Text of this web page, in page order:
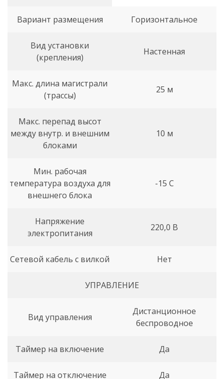
Вариант размещения Горизонтальное
Вид установки
(крепления)
Настенная
Макс. длина магистрали
(трассы)
25 м
Макс. перепад высот
между внутр. и внешним
блоками
10 м
Мин. рабочая
температура воздуха для
внешнего блока
-15 С
Напряжение
электропитания
220,0 В
Сетевой кабель с вилкой Нет
УПРАВЛЕНИЕ
Вид управления
Дистанционное
беспроводное
Таймер на включение Да
Таймер на отключение Да